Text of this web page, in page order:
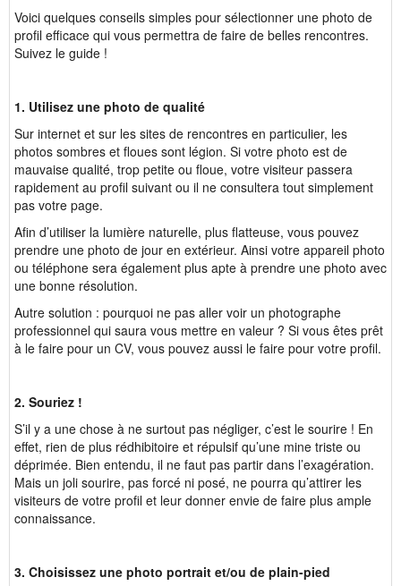
Voici quelques conseils simples pour sélectionner une photo de
profil efficace qui vous permettra de faire de belles rencontres.
Suivez le guide !
1. Utilisez une photo de qualité
Sur internet et sur les sites de rencontres en particulier, les
photos sombres et floues sont légion. Si votre photo est de
mauvaise qualité, trop petite ou floue, votre visiteur passera
rapidement au profil suivant ou il ne consultera tout simplement
pas votre page.
Afin d’utiliser la lumière naturelle, plus flatteuse, vous pouvez
prendre une photo de jour en extérieur. Ainsi votre appareil photo
ou téléphone sera également plus apte à prendre une photo avec
une bonne résolution.
Autre solution : pourquoi ne pas aller voir un photographe
professionnel qui saura vous mettre en valeur ? Si vous êtes prêt
à le faire pour un CV, vous pouvez aussi le faire pour votre profil.
2. Souriez !
S’il y a une chose à ne surtout pas négliger, c’est le sourire ! En
effet, rien de plus rédhibitoire et répulsif qu’une mine triste ou
déprimée. Bien entendu, il ne faut pas partir dans l’exagération.
Mais un joli sourire, pas forcé ni posé, ne pourra qu’attirer les
visiteurs de votre profil et leur donner envie de faire plus ample
connaissance.
3. Choisissez une photo portrait et/ou de plain-pied